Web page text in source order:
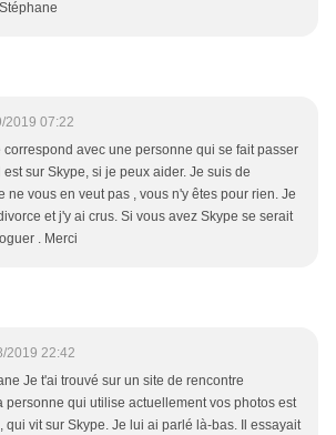
2019 07:22
correspond avec une personne qui se fait passer
est sur Skype, si je peux aider. Je suis de
ne vous en veut pas , vous n'y êtes pour rien. Je
et j'y ai crus. Si vous avez Skype se serait
. Merci
2019 22:42
Je t'ai trouvé sur un site de rencontre
personne qui utilise actuellement vos photos est
qui vit sur Skype. Je lui ai parlé là-bas. Il essayait